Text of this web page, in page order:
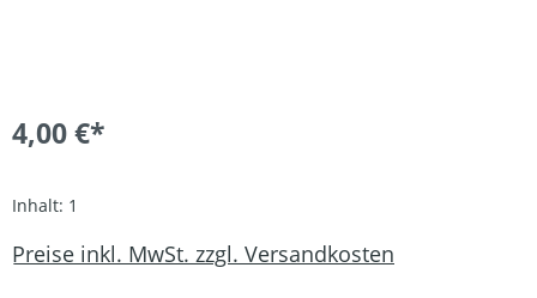
4,00 €*
Inhalt: 1
Preise inkl. MwSt. zzgl. Versandkosten